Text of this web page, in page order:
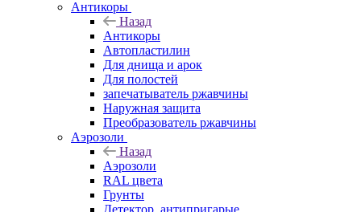
Антикоры
Назад
Антикоры
Автопластилин
Для днища и арок
Для полостей
запечатыватель ржавчины
Наружная защита
Преобразователь ржавчины
Аэрозоли
Назад
Аэрозоли
RAL цвета
Грунты
Детектор, антипригарые